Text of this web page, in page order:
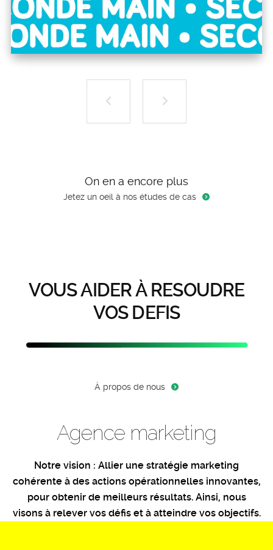
On en a encore plus
Jetez un oeil à nos études de cas
VOUS AIDER À RESOUDRE
VOS DEFIS
À propos de nous
Agence marketing
Notre vision : Allier une stratégie marketing
cohérente à des actions opérationnelles innovantes,
pour obtenir de meilleurs résultats. Ainsi, nous
visons à relever vos défis et à atteindre vos objectifs.